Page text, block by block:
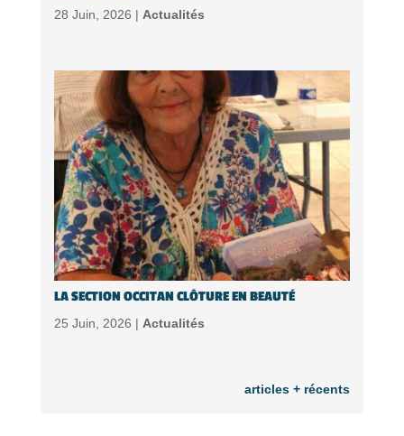
28 Juin, 2026 | Actualités
LA SECTION OCCITAN CLÔTURE EN BEAUTÉ
25 Juin, 2026 | Actualités
articles + récents